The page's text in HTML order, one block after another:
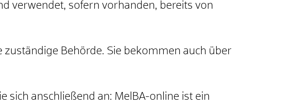
verwendet, sofern vorhanden, bereits von
Behörde. Sie bekommen auch über
sich anschließend an: MelBA-online ist ein